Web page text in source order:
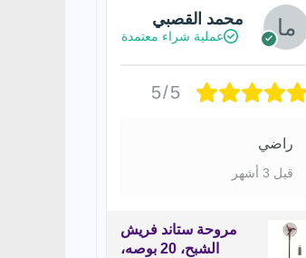
محمد القصبي
عملية شراء معتمدة
5/5
راضي
قبل 3 أشهر
مروحة ستاند فريش
الشبح، 20 بوصه،